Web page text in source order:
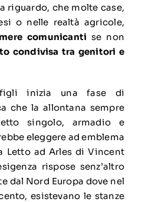
riguardo, che molte case,
o nelle realtà agricole,
comunicanti se non
condivisa tra genitori e
inizia una fase di
che la allontana sempre
singolo, armadio e
eleggere ad emblema
Letto ad Arles di Vincent
rispose senz’altro
dal Nord Europa dove nel
esistevano le stanze